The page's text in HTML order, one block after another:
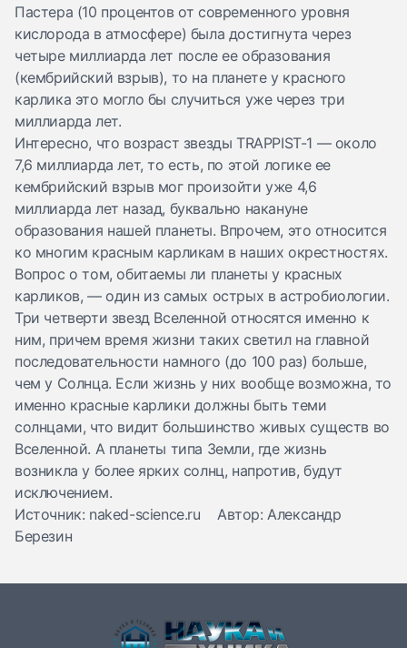
Пастера (10 процентов от современного уровня
кислорода в атмосфере) была достигнута через
четыре миллиарда лет после ее образования
(кембрийский взрыв), то на планете у красного
карлика это могло бы случиться уже через три
миллиарда лет.
Интересно, что возраст звезды TRAPPIST-1 — около
7,6 миллиарда лет, то есть, по этой логике ее
кембрийский взрыв мог произойти уже 4,6
миллиарда лет назад, буквально накануне
образования нашей планеты. Впрочем, это относится
ко многим красным карликам в наших окрестностях.
Вопрос о том, обитаемы ли планеты у красных
карликов, — один из самых острых в астробиологии.
Три четверти звезд Вселенной относятся именно к
ним, причем время жизни таких светил на главной
последовательности намного (до 100 раз) больше,
чем у Солнца. Если жизнь у них вообще возможна, то
именно красные карлики должны быть теми
солнцами, что видит большинство живых существ во
Вселенной. А планеты типа Земли, где жизнь
возникла у более ярких солнц, напротив, будут
исключением.
Источник: naked-science.ru Автор: Александр
Березин